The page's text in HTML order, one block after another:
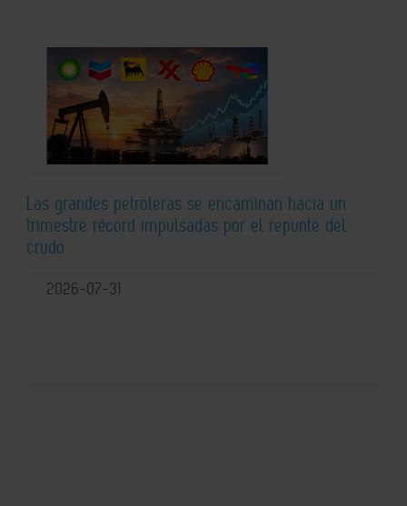
Las grandes petroleras se encaminan hacia un
trimestre récord impulsadas por el repunte del
crudo
2026-07-31